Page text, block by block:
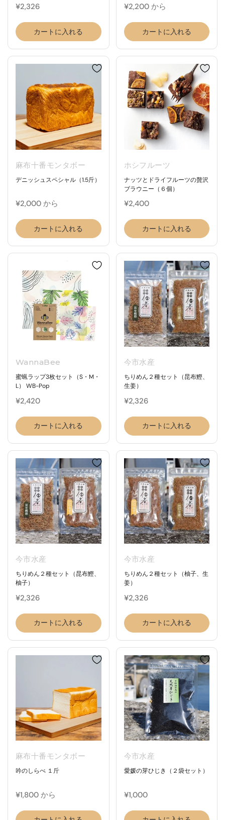
¥2,326
カートに入れる
¥2,200 から
カートに入れる
麻布十番モンタボー
デニッシュスペシャル（1.5斤）
¥2,000 から
カートに入れる
ホシフルーツ
ナッツとドライフルーツの贅沢
ブラウニー（６個）
¥2,400
カートに入れる
WannaBee
蜜蝋ラップ3枚セット（S・M・
L） WB-Pop
¥2,420
カートに入れる
今市水産
ちりめん２種セット（昆布鰹、
生姜）
¥2,326
カートに入れる
今市水産
ちりめん２種セット（昆布鰹、
柚子）
¥2,326
カートに入れる
今市水産
ちりめん２種セット（柚子、生
姜）
¥2,326
カートに入れる
麻布十番モンタボー
吟のしらべ １斤
¥1,800 から
今市水産
愛媛の芽ひじき（２袋セット）
¥1,000